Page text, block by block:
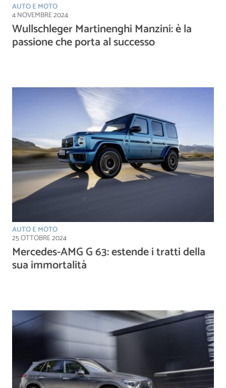
AUTO E MOTO
4 NOVEMBRE 2024
Wullschleger Martinenghi Manzini: è la
passione che porta al successo
AUTO E MOTO
25 OTTOBRE 2024
Mercedes-AMG G 63: estende i tratti della
sua immortalità